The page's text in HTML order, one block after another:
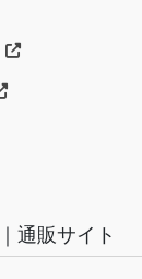
通販サイト